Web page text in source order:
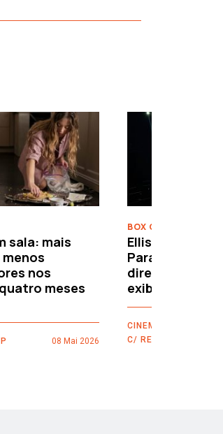
sala: mais
nos
meses
08 Mai 2026
BOX OFFICE
Ellison leva o
directamente
exibidores
CINEMAX - RTP
C/ REUTERS